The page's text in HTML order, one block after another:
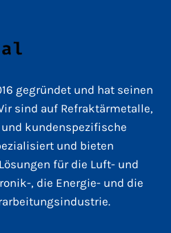
gegründet und hat seinen
sind auf Refraktärmetalle,
kundenspezifische
und bieten
für die Luft- und
, die Energie- und die